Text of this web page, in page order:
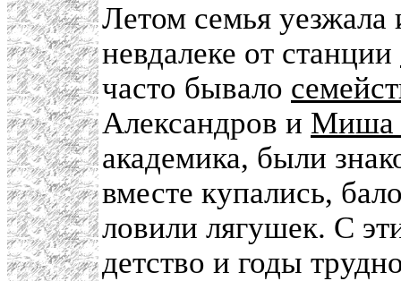
Летом семья
невдалеке от станции
часто бывало
Александров и Миша
академика, были
вместе купались,
ловили лягушек. С
детство и годы